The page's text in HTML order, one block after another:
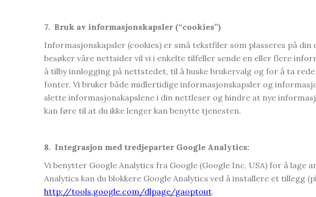
7. Bruk av informasjonskapsler (“cookies”)
Informasjonskapsler (cookies) er små tekstfiler som plasseres på
besøker våre nettsider vil vi i enkelte tilfeller sende en eller flere
å tilby innlogging på nettstedet, til å huske brukervalg og for å ta
fonter. Vi bruker både midlertidige informasjonskapsler og
slette informasjonskapslene i din nettleser og hindre at nye
kan føre til at du ikke lenger kan benytte tjenesten.
8. Integrasjon med tredjeparter Google Analytics:
Vi benytter Google Analytics fra Google (Google Inc, USA) for å
Analytics kan du blokkere Google Analytics ved å installere et
http://tools.google.com/dlpage/gaoptout.